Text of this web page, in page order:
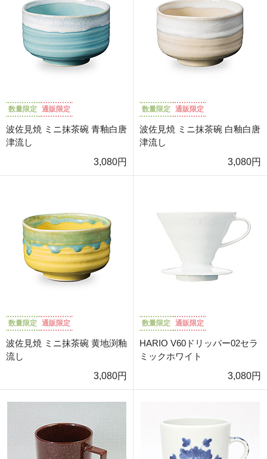
数量限定 通販限定
波佐見焼 ミニ抹茶碗 青釉白唐
津流し
3,080円
数量限定 通販限定
波佐見焼 ミニ抹茶碗 白釉白唐
津流し
3,080円
数量限定 通販限定
波佐見焼 ミニ抹茶碗 黄地渕釉
流し
3,080円
数量限定 通販限定
HARIO V60ドリッパー02セラ
ミックホワイト
3,080円